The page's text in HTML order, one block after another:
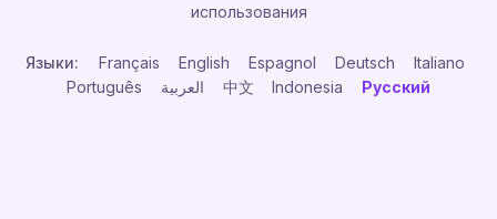
использования
Языки: Français English Espagnol Deutsch
Italiano
Português
中文 Indonesia Русский